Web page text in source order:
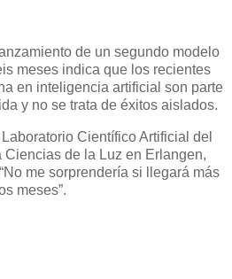
de un segundo modelo
meses indica que los recientes
en inteligencia artificial son parte
y no se trata de éxitos aislados.
Científico Artificial del
Ciencias de la Luz en Erlangen,
me sorprendería si llegará más
meses”.